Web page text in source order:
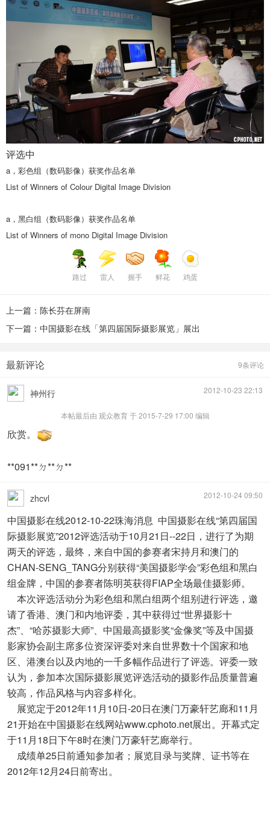
评选中
a， 彩色组（数码影像）获奖作品名单
List of Winners of Colour Digital Image Division
a， 黑白组（数码影像）获奖作品名单
List of Winners of mono Digital Image Division
路过 雷人 握手 鲜花 鸡蛋
上一篇：陈长芬在屏南
下一篇：中国摄影在线「第四届国际摄影展览」展出
9条评论
最新评论
神州行 2012-10-23 22:13
本帖最后由 观众教育 于 2015-7-29 17:00 编辑
欣赏。
**091**ㄉ**ㄉ**
zhcvl 2012-10-24 09:50
中国摄影在线2012-10-22珠海消息 中国摄影在线“第四届国
际摄影展览”2012评选活动于10月21日--22日，进行了为期
两天的评选，最终，来自中国的参赛者宋持月和澳门的
CHAN-SENG_TANG分别获得“美国摄影学会”彩色组和黑白
组金牌，中国的参赛者陈明英获得FIAP全场最佳摄影师。
本次评选活动分为彩色组和黑白组两个组别进行评选，邀
请了香港、澳门和内地评委，其中获得过“世界摄影十
杰”、“哈苏摄影大师”、中国最高摄影奖“金像奖”等及中国摄
影家协会副主席多位资深评委对来自世界数十个国家和地
区、港澳台以及内地的一千多幅作品进行了评选。评委一致
认为，参加本次国际摄影展览评选活动的摄影作品质量普遍
较高，作品风格与内容多样化。
展览定于2012年11月10日-20日在澳门万豪轩艺廊和11月
21开始在中国摄影在线网站www.cphoto.net展出。开幕式定
于11月18日下午8时在澳门万豪轩艺廊举行。
成绩单25日前通知参加者；展览目录与奖牌、证书等在
2012年12月24日前寄出。